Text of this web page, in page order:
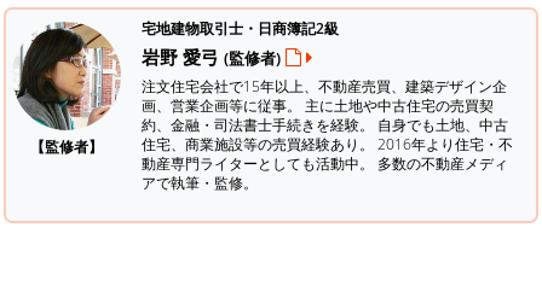
【監修者】
宅地建物取引士・日商簿記2級
岩野 愛弓 (監修者)
注文住宅会社で15年以上、不動産売買、建築デザイン企
画、営業企画等に従事。 主に土地や中古住宅の売買契
約、金融・司法書士手続きを経験。 自身でも土地、中古
住宅、商業施設等の売買経験あり。 2016年より住宅・不
動産専門ライターとしても活動中。 多数の不動産メディ
アで執筆・監修。